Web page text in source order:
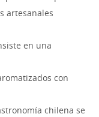
artesanales
en una
con
chilena se